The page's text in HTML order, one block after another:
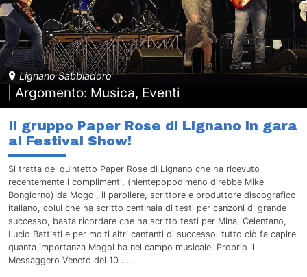
Lignano Sabbiadoro
| Argomento: Musica, Eventi
Il gruppo Paper Rose di Lignano in gara
al Festival Show!
Si tratta del quintetto Paper Rose di Lignano che ha ricevuto
recentemente i complimenti, (nientepopodimeno direbbe Mike
Bongiorno) da Mogol, il paroliere, scrittore e produttore discografico
italiano, colui che ha scritto centinaia di testi per canzoni di grande
successo, basta ricordare che ha scritto testi per Mina, Celentano,
Lucio Battisti e per molti altri cantanti di successo, tutto ciò fa capire
quanta importanza Mogol ha nel campo musicale. Proprio il
Messaggero Veneto del 10 ...